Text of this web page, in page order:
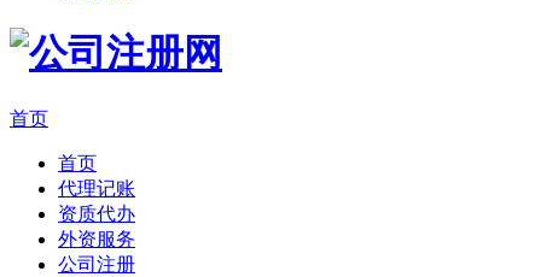
首页
首页
代理记账
资质代办
外资服务
公司注册